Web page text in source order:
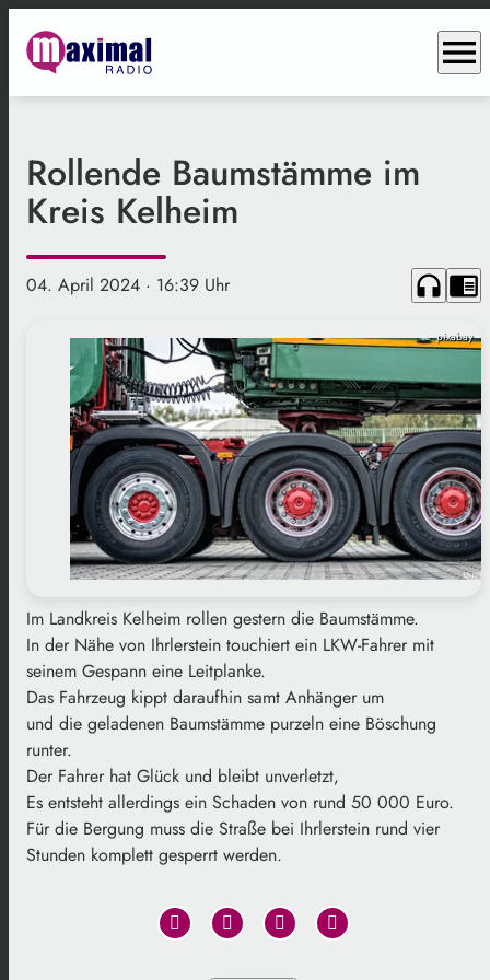
menu
Rollende Baumstämme im
Kreis Kelheim
04. April 2024 · 16:39 Uhr headphones chrome_reader_mode
pixabay
Im Landkreis Kelheim rollen gestern die Baumstämme.
In der Nähe von Ihrlerstein touchiert ein LKW-Fahrer mit
seinem Gespann eine Leitplanke.
Das Fahrzeug kippt daraufhin samt Anhänger um
und die geladenen Baumstämme purzeln eine Böschung
runter.
Der Fahrer hat Glück und bleibt unverletzt,
Es entsteht allerdings ein Schaden von rund 50 000 Euro.
Für die Bergung muss die Straße bei Ihrlerstein rund vier
Stunden komplett gesperrt werden.